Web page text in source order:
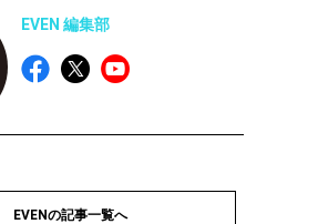
EVEN 編集部
EVENの記事一覧へ